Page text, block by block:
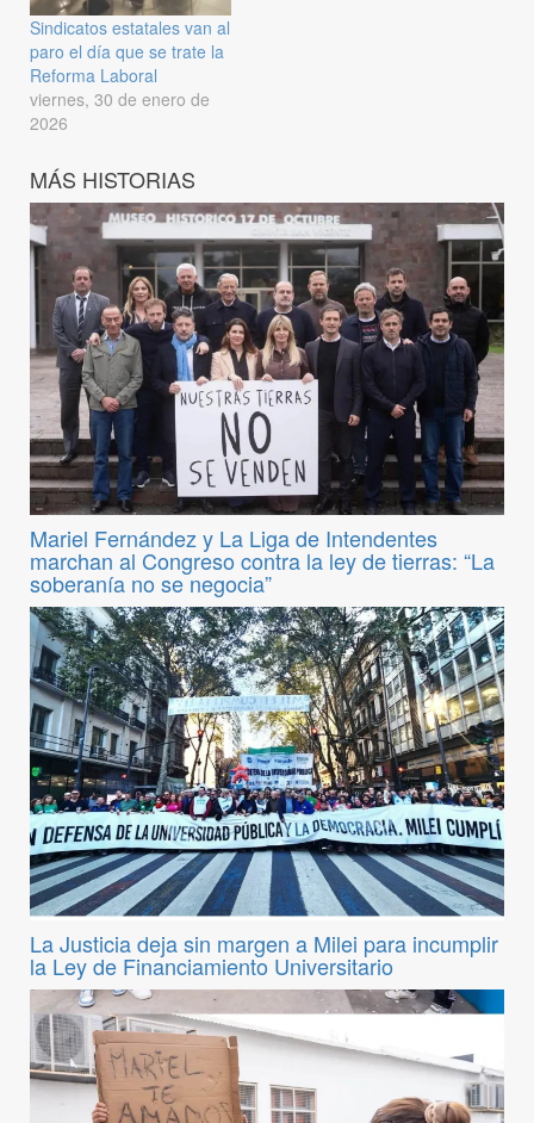
Sindicatos estatales van al
paro el día que se trate la
Reforma Laboral
viernes, 30 de enero de
2026
MÁS HISTORIAS
Mariel Fernández y La Liga de Intendentes
marchan al Congreso contra la ley de tierras: “La
soberanía no se negocia”
La Justicia deja sin margen a Milei para incumplir
la Ley de Financiamiento Universitario